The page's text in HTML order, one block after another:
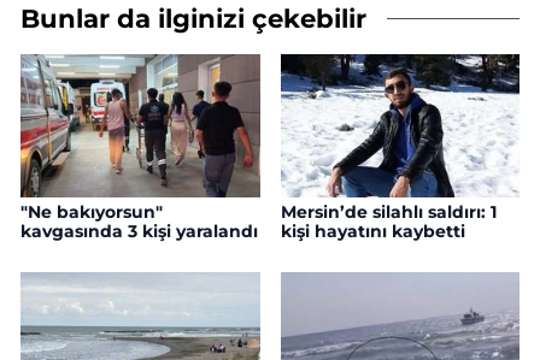
Bunlar da ilginizi çekebilir
"Ne bakıyorsun"
kavgasında 3 kişi yaralandı
Mersin’de silahlı saldırı: 1
kişi hayatını kaybetti